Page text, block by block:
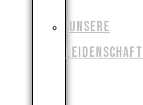
UNSERE
LEIDENSCHAFT